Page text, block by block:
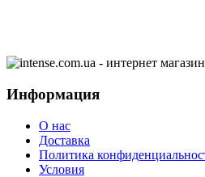
Информация
О нас
Доставка
Политика
Условия